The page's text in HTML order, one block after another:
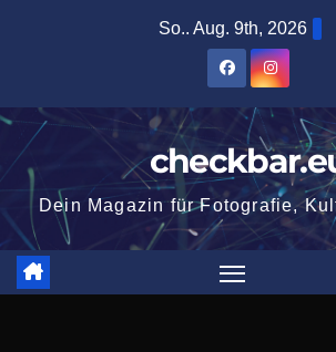
So.. Aug. 9th, 2026
Dein Magazin für Fotografie,